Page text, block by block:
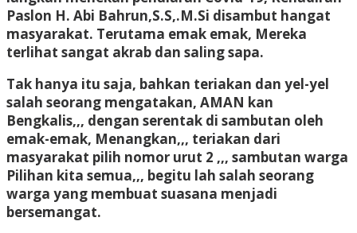
Paslon H. Abi Bahrun,S.S,.M.Si disambut hangat
masyarakat. Terutama emak emak, Mereka
terlihat sangat akrab dan saling sapa.
Tak hanya itu saja, bahkan teriakan dan yel-yel
salah seorang mengatakan, AMAN kan
Bengkalis,,, dengan serentak di sambutan oleh
emak-emak, Menangkan,,, teriakan dari
masyarakat pilih nomor urut 2 ,,, sambutan warga
Pilihan kita semua,,, begitu lah salah seorang
warga yang membuat suasana menjadi
bersemangat.